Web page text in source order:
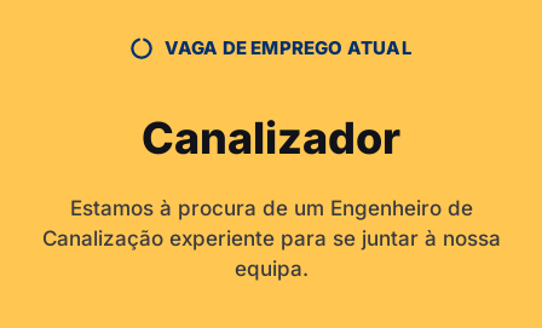
VAGA DE EMPREGO ATUAL
Canalizador
Estamos à procura de um Engenheiro de
Canalização experiente para se juntar à nossa
equipa.